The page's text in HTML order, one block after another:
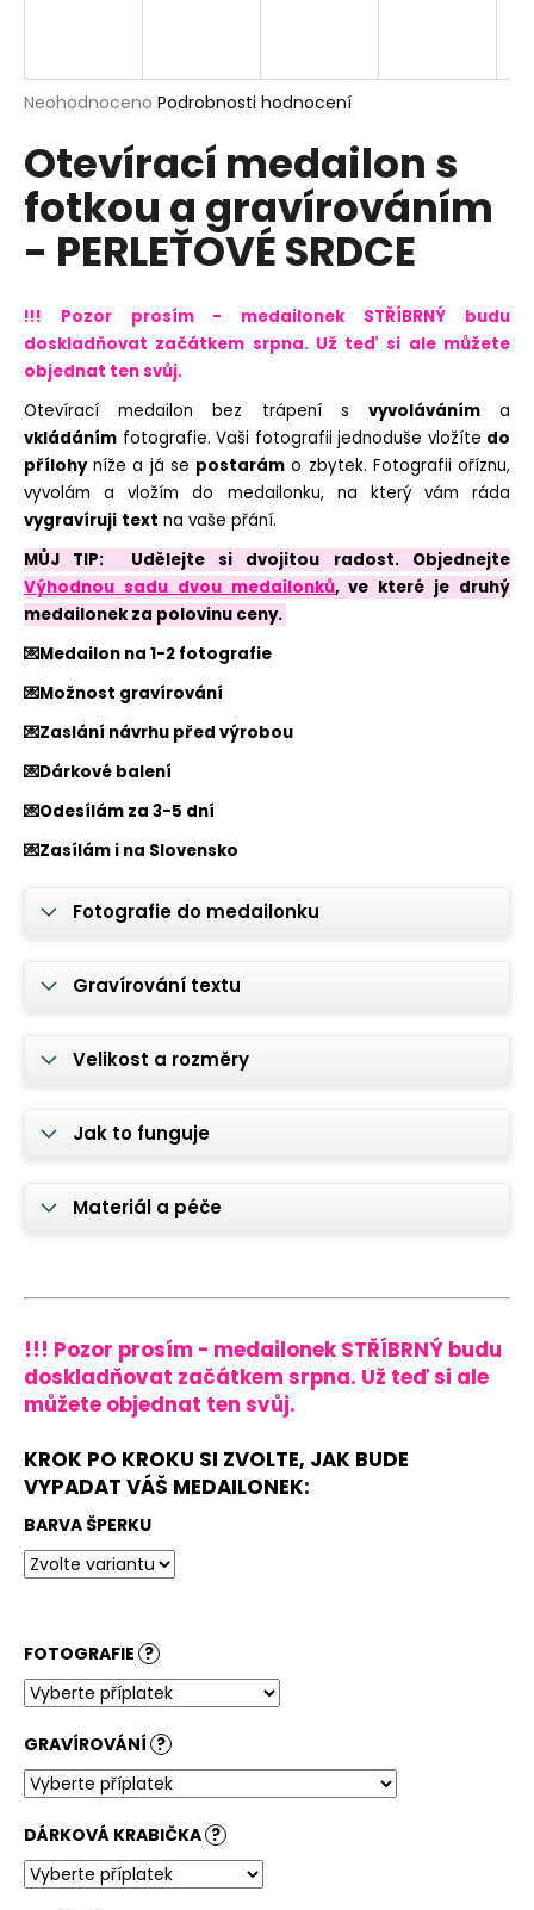
Průměrné
produktu
je
0,0
hvězdiček.
Neohodnoceno Podrobnosti hodnocení
Otevírací medailon s
fotkou a gravírováním
- PERLEŤOVÉ SRDCE
!!! Pozor prosím - medailonek STŘÍBRNÝ budu
doskladňovat začátkem srpna. Už teď si ale můžete
objednat ten svůj.
Otevírací medailon bez trápení s vyvoláváníma
vkládáním fotografie. Vaši fotografii jednoduše vložíte do
přílohyníže a já se postarám o zbytek. Fotografii oříznu,
vyvolám a vložím do medailonku, na který vám ráda
vygravíruji text na vaše přání.
MŮJ TIP: Udělejte si dvojitou radost. Objednejte
Výhodnou sadu dvou medailonků, ve které je druhý
medailonek za polovinu ceny.
💌Medailon na 1-2 fotografie
💌Možnost gravírování
💌Zaslání návrhu před výrobou
💌Dárkové balení
💌Odesílám za 3-5 dní
💌Zasílám i na Slovensko
Fotografie do medailonku
Gravírování textu
Velikost a rozměry
Jak to funguje
Materiál a péče
!!! Pozor prosím - medailonek STŘÍBRNÝ budu
doskladňovat začátkem srpna. Už teď si ale
můžete objednat ten svůj.
KROK PO KROKU SI ZVOLTE, JAK BUDE
VYPADAT VÁŠ MEDAILONEK:
BARVA ŠPERKU
FOTOGRAFIE ?
GRAVÍROVÁNÍ ?
DÁRKOVÁ KRABIČKA ?
í
?
D
o
p
o
r
u
č
u
j
e
m
e
OTEVÍRACÍ
MEDAILON
S
FOTKOU
A
GRAVÍROVÁNÍM
-
SRDCE